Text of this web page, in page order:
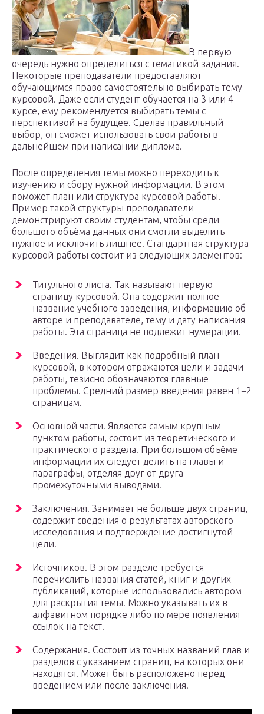
В первую
очередь нужно определиться с тематикой задания.
Некоторые преподаватели предоставляют
обучающимся право самостоятельно выбирать тему
курсовой. Даже если студент обучается на 3 или 4
курсе, ему рекомендуется выбирать темы с
перспективой на будущее. Сделав правильный
выбор, он сможет использовать свои работы в
дальнейшем при написании диплома.
После определения темы можно переходить к
изучению и сбору нужной информации. В этом
поможет план или структура курсовой работы.
Пример такой структуры преподаватели
демонстрируют своим студентам, чтобы среди
большого объёма данных они смогли выделить
нужное и исключить лишнее. Стандартная структура
курсовой работы состоит из следующих элементов:
Титульного листа. Так называют первую
страницу курсовой. Она содержит полное
название учебного заведения, информацию об
авторе и преподавателе, тему и дату написания
работы. Эта страница не подлежит нумерации.
Введения. Выглядит как подробный план
курсовой, в котором отражаются цели и задачи
работы, тезисно обозначаются главные
проблемы. Средний размер введения равен 1−2
страницам.
Основной части. Является самым крупным
пунктом работы, состоит из теоретического и
практического раздела. При большом объёме
информации их следует делить на главы и
параграфы, отделяя друг от друга
промежуточными выводами.
Заключения. Занимает не больше двух страниц,
содержит сведения о результатах авторского
исследования и подтверждение достигнутой
цели.
Источников. В этом разделе требуется
перечислить названия статей, книг и других
публикаций, которые использовались автором
для раскрытия темы. Можно указывать их в
алфавитном порядке либо по мере появления
ссылок на текст.
Содержания. Состоит из точных названий глав и
разделов с указанием страниц, на которых они
находятся. Может быть расположено перед
введением или после заключения.